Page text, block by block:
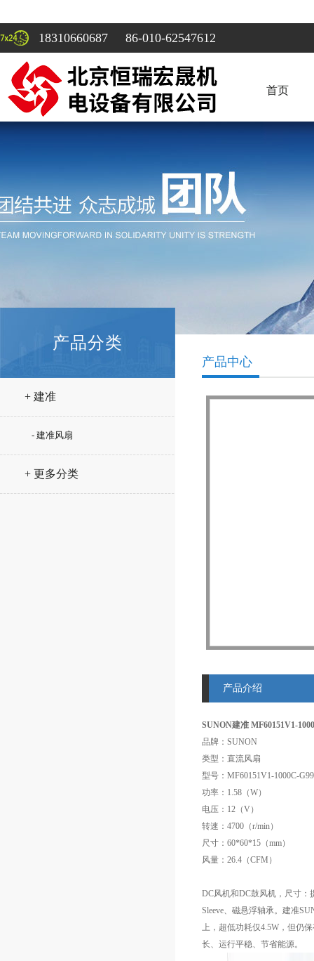
18310660687 86-010-62547612
首页
产品分类
+ 建准
- 建准风扇
+ 更多分类
产品中心
产品介绍
SUNON建准 MF60151V1-
品牌：SUNON
类型：直流风扇
型号：MF60151V1-1000C-G99
功率：1.58（W）
电压：12（V）
转速：4700（r/min）
尺寸：60*60*15（mm）
风量：26.4（CFM）
DC风机和DC鼓风机，尺寸：
Sleeve、磁悬浮轴承。建准
上，超低功耗仅4.5W，但仍
长、运行平稳、节省能源。